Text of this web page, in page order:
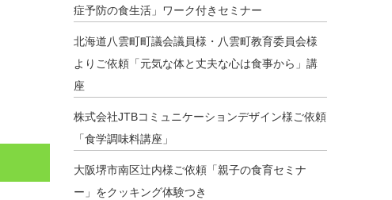
症予防の食生活」ワーク付きセミナー
北海道八雲町町議会議員様・八雲町教育委員会様
よりご依頼「元気な体と丈夫な心は食事から」講
座
株式会社JTBコミュニケーションデザイン様ご依頼
「食学調味料講座」
大阪堺市南区辻内様ご依頼「親子の食育セミナ
ー」をクッキング体験つき